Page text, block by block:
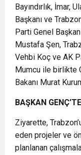
Bayındırlık, İmar,
Başkanı ve
Parti Genel
Mustafa Şen,
Vehbi Koç ve AK
Mumcu ile birlikte
Bakanı Murat
BAŞKAN
Ziyarette,
eden projeler ve
planlanan